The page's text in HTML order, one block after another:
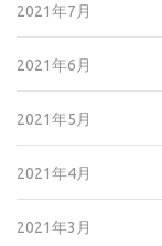
2021年7月
2021年6月
2021年5月
2021年4月
2021年3月